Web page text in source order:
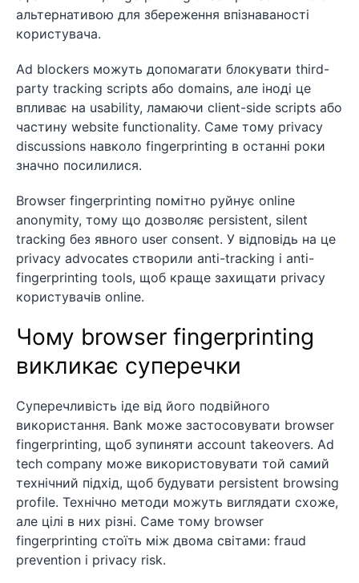
альтернативою для збереження впізнаваності
користувача.
Ad blockers можуть допомагати блокувати third-
party tracking scripts або domains, але іноді це
впливає на usability, ламаючи client-side scripts або
частину website functionality. Саме тому privacy
discussions навколо fingerprinting в останні роки
значно посилилися.
Browser fingerprinting помітно руйнує online
anonymity, тому що дозволяє persistent, silent
tracking без явного user consent. У відповідь на це
privacy advocates створили anti-tracking і anti-
fingerprinting tools, щоб краще захищати privacy
користувачів online.
Чому browser fingerprinting
викликає суперечки
Суперечливість іде від його подвійного
використання. Bank може застосовувати browser
fingerprinting, щоб зупиняти account takeovers. Ad
tech company може використовувати той самий
технічний підхід, щоб будувати persistent browsing
profile. Технічно методи можуть виглядати схоже,
але цілі в них різні. Саме тому browser
fingerprinting стоїть між двома світами: fraud
prevention і privacy risk.